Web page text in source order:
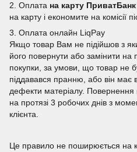
2. Оплата на карту ПриватБанк
на карту і економите на комісії
3. Оплата онлайн LiqPay
Якщо товар Вам не підійшов з
його повернути або замінити на
покупки, за умови, що товар не
піддавався пранню, або він має
дефекти матеріалу. Повернення
на протязі 3 робочих днів з
клієнта.
Це правило не поширюється на